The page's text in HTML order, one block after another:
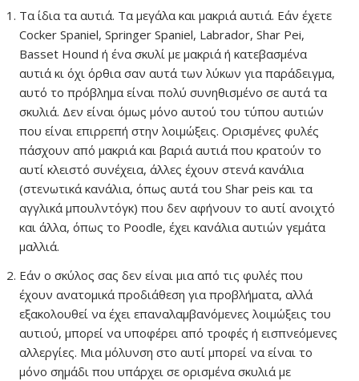
Τα ίδια τα αυτιά. Τα μεγάλα και μακριά αυτιά. Εάν έχετε
Cocker Spaniel, Springer Spaniel, Labrador, Shar Pei,
Basset Hound ή ένα σκυλί με μακριά ή κατεβασμένα
αυτιά κι όχι όρθια σαν αυτά των λύκων για παράδειγμα,
αυτό το πρόβλημα είναι πολύ συνηθισμένο σε αυτά τα
σκυλιά. Δεν είναι όμως μόνο αυτού του τύπου αυτιών
που είναι επιρρεπή στην λοιμώξεις. Ορισμένες φυλές
πάσχουν από μακριά και βαριά αυτιά που κρατούν το
αυτί κλειστό συνέχεια, άλλες έχουν στενά κανάλια
(στενωτικά κανάλια, όπως αυτά του Shar peis και τα
αγγλικά μπουλντόγκ) που δεν αφήνουν το αυτί ανοιχτό
και άλλα, όπως το Poodle, έχει κανάλια αυτιών γεμάτα
μαλλιά.
Εάν ο σκύλος σας δεν είναι μια από τις φυλές που
έχουν ανατομικά προδιάθεση για προβλήματα, αλλά
εξακολουθεί να έχει επαναλαμβανόμενες λοιμώξεις του
αυτιού, μπορεί να υποφέρει από τροφές ή εισπνεόμενες
αλλεργίες. Μια μόλυνση στο αυτί μπορεί να είναι το
μόνο σημάδι που υπάρχει σε ορισμένα σκυλιά με